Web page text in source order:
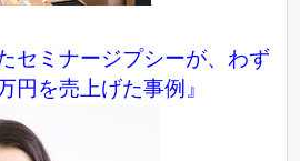
セミナージプシーが、わず
円を売上げた事例』